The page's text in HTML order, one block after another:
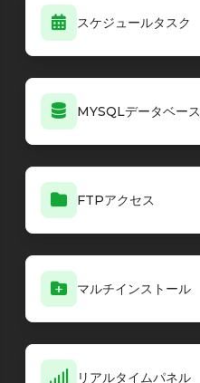
スケジュールタスク
MYSQLデータベース
FTPアクセス
マルチインストール
リアルタイムパネル